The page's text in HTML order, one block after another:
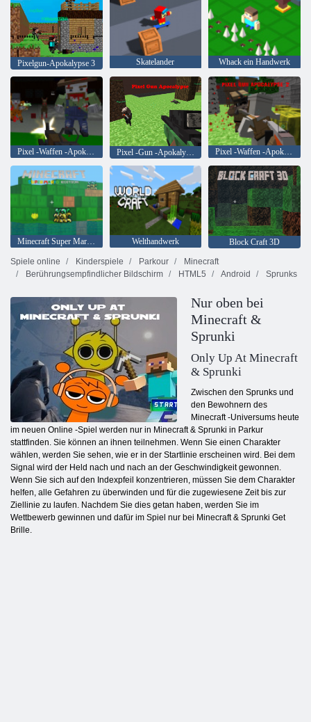
Pixelgun-Apokalypse 3 Skatelander Whack ein Handwerk
Pixel -Waffen -Apokalypse 6 Pixel -Gun -Apokalypse Pixel -Waffen -Apokalypse 2
Minecraft Super Mario Edition Welthandwerk
Block Craft 3D
Spiele online
Kinderspiele Parkour
Minecraft
Berührungsempfindlicher Bildschirm
HTML5 Android Sprunks
Nur oben bei
Minecraft &
Sprunki
Only Up At Minecraft
& Sprunki
Zwischen den Sprunks und
den Bewohnern des
Minecraft -Universums heute
im neuen Online -Spiel werden nur in Minecraft & Sprunki in Parkur
stattfinden. Sie können an ihnen teilnehmen. Wenn Sie einen Charakter
wählen, werden Sie sehen, wie er in der Startlinie erscheinen wird. Bei dem
Signal wird der Held nach und nach an der Geschwindigkeit gewonnen.
Wenn Sie sich auf den Indexpfeil konzentrieren, müssen Sie dem Charakter
helfen, alle Gefahren zu überwinden und für die zugewiesene Zeit bis zur
Ziellinie zu laufen. Nachdem Sie dies getan haben, werden Sie im
Wettbewerb gewinnen und dafür im Spiel nur bei Minecraft & Sprunki Get
Brille.